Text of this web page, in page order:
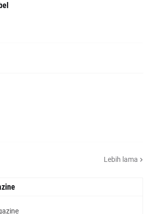
Lebih lama